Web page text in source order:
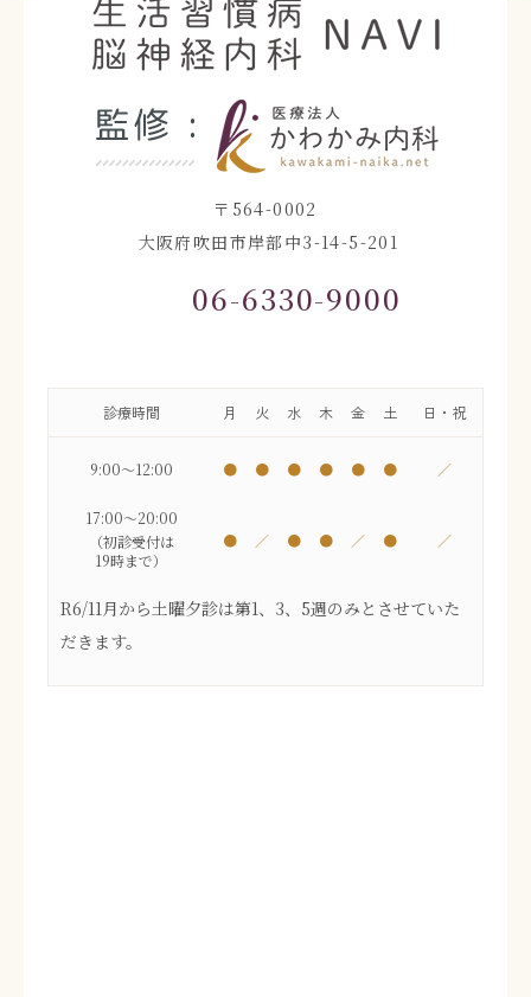
〒564-0002
大阪府吹田市岸部中3-14-5-201
06-6330-9000
診療時間 月 火 水 木 金 土 日・祝
9:00～12:00 ● ● ● ● ● ● ／
17:00～20:00
（初診受付は
19時まで）
● ／ ● ● ／ ● ／
R6/11月から土曜夕診は第1、3、5週のみとさせていた
だきます。